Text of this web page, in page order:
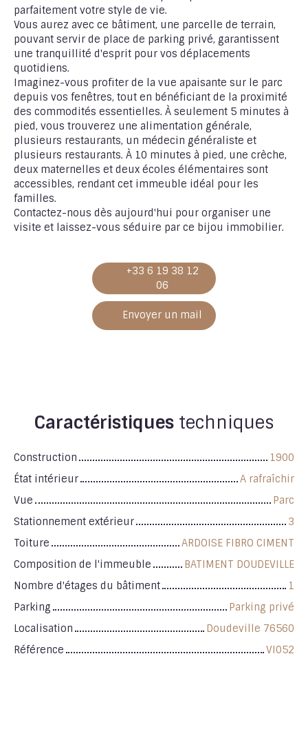
parfaitement votre style de vie.
Vous aurez avec ce bâtiment, une parcelle de terrain,
pouvant servir de place de parking privé, garantissent
une tranquillité d'esprit pour vos déplacements
quotidiens.
Imaginez-vous profiter de la vue apaisante sur le parc
depuis vos fenêtres, tout en bénéficiant de la proximité
des commodités essentielles. À seulement 5 minutes à
pied, vous trouverez une alimentation générale,
plusieurs restaurants, un médecin généraliste et
plusieurs restaurants. À 10 minutes à pied, une crèche,
deux maternelles et deux écoles élémentaires sont
accessibles, rendant cet immeuble idéal pour les
familles.
Contactez-nous dès aujourd'hui pour organiser une
visite et laissez-vous séduire par ce bijou immobilier.
+33 6 19 38 12
06
Envoyer un mail
Caractéristiques techniques
Construction
1900
État intérieur
A rafraîchir
Vue
Parc
Stationnement extérieur
3
Toiture
ARDOISE FIBRO CIMENT
Composition de l'immeuble
BATIMENT DOUDEVILLE
Nombre d'étages du bâtiment
1
Parking
Parking privé
Localisation
Doudeville 76560
Référence
VI052